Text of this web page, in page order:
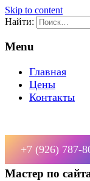
Skip to content
Найти:
Menu
Главная
Цены
Контакты
+7 (926) 787-
Мастер по